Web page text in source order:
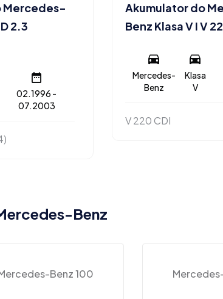
Mercedes-
2.3
02.1996 -
07.2003
Akumulator do
Benz Klasa V I V
Mercedes-
Benz
Klasa
V
V 220 CDI
Benz
Benz 100